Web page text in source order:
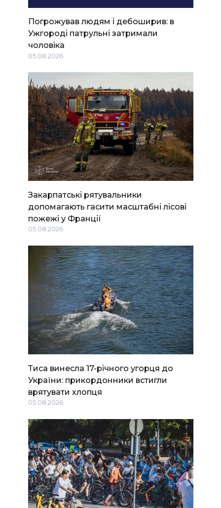
Погрожував людям і дебоширив: в
Ужгороді патрульні затримали
чоловіка
05.08.2026
Закарпатські рятувальники
допомагають гасити масштабні лісові
пожежі у Франції
05.08.2026
Тиса винесла 17-річного угорця до
України: прикордонники встигли
врятувати хлопця
05.08.2026